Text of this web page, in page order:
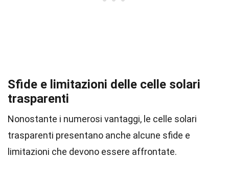
Sfide e limitazioni delle celle solari
trasparenti
Nonostante i numerosi vantaggi, le celle solari
trasparenti presentano anche alcune sfide e
limitazioni che devono essere affrontate.